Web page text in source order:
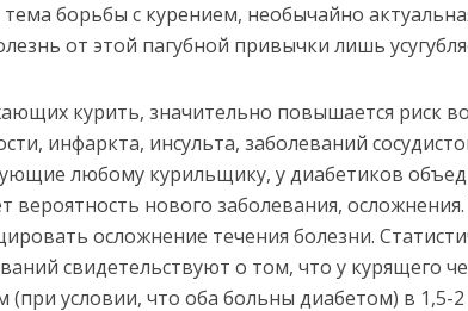
тема борьбы с курением, необычайно
от этой пагубной привычки лишь
курить, значительно повышается риск
инфаркта, инсульта, заболеваний
любому курильщику, у диабетиков
вероятность нового заболевания,
осложнение течения болезни.
свидетельствуют о том, что у курящего
условии, что оба больны диабетом) в 1,5-